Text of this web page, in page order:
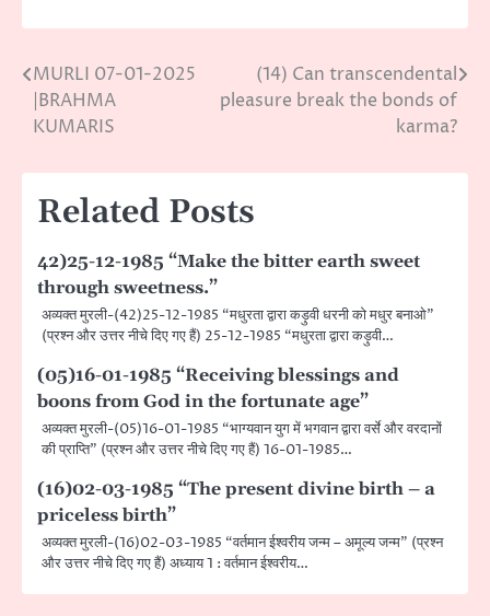
Post
navigation
MURLI 07-01-2025
|BRAHMA
KUMARIS
(14) Can transcendental
pleasure break the bonds of
karma?
Related Posts
42)25-12-1985 “Make the bitter earth sweet
through sweetness.”
अव्यक्त मुरली-(42)25-12-1985 “मधुरता द्वारा कड़ुवी धरनी को मधुर बनाओ”
(प्रश्न और उत्तर नीचे दिए गए हैं) 25-12-1985 “मधुरता द्वारा कड़ुवी…
(05)16-01-1985 “Receiving blessings and
boons from God in the fortunate age”
अव्यक्त मुरली-(05)16-01-1985 “भाग्यवान युग में भगवान द्वारा वर्से और वरदानों
की प्राप्ति” (प्रश्न और उत्तर नीचे दिए गए हैं) 16-01-1985…
(16)02-03-1985 “The present divine birth – a
priceless birth”
अव्यक्त मुरली-(16)02-03-1985 “वर्तमान ईश्वरीय जन्म – अमूल्य जन्म” (प्रश्न
और उत्तर नीचे दिए गए हैं) अध्याय 1 : वर्तमान ईश्वरीय…